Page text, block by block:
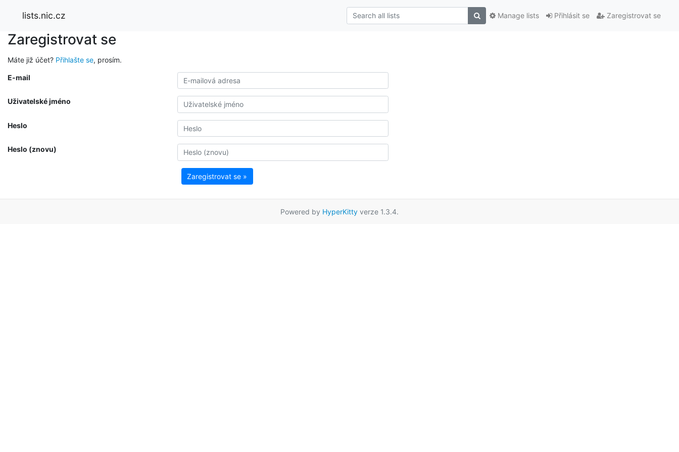
lists.nic.cz Přihlásit se Zaregistrovat se
Manage lists
Zaregistrovat se
Máte již účet? Přihlašte se, prosím.
E-mail
Uživatelské jméno
Heslo
Heslo (znovu)
Zaregistrovat se »
Powered by HyperKitty verze 1.3.4.